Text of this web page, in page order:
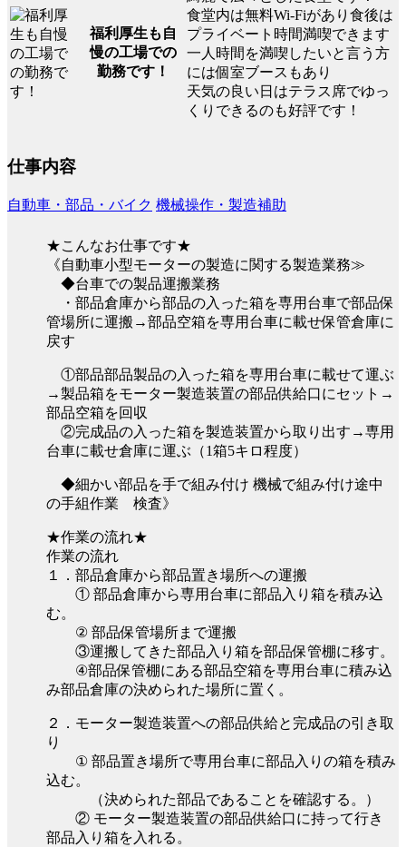
福利厚生も自
慢の工場での
勤務です！
食堂内は無料Wi-Fiがあり食後は
プライベート時間満喫できます
一人時間を満喫したいと言う方
には個室ブースもあり
天気の良い日はテラス席でゆっ
くりできるのも好評です！
仕事内容
自動車・部品・バイク 機械操作・製造補助
★こんなお仕事です★
《自動車小型モーターの製造に関する製造業務≫
◆台車での製品運搬業務
・部品倉庫から部品の入った箱を専用台車で部品保
管場所に運搬→部品空箱を専用台車に載せ保管倉庫に
戻す
①部品部品製品の入った箱を専用台車に載せて運ぶ
→製品箱をモーター製造装置の部品供給口にセット→
部品空箱を回収
②完成品の入った箱を製造装置から取り出す→専用
台車に載せ倉庫に運ぶ（1箱5キロ程度）
◆細かい部品を手で組み付け 機械で組み付け途中
の手組作業 検査》
★作業の流れ★
作業の流れ
１．部品倉庫から部品置き場所への運搬
① 部品倉庫から専用台車に部品入り箱を積み込
む。
② 部品保管場所まで運搬
③運搬してきた部品入り箱を部品保管棚に移す。
④部品保管棚にある部品空箱を専用台車に積み込
み部品倉庫の決められた場所に置く。
２．モーター製造装置への部品供給と完成品の引き取
り
① 部品置き場所で専用台車に部品入りの箱を積み
込む。
（決められた部品であることを確認する。）
② モーター製造装置の部品供給口に持って行き
部品入り箱を入れる。